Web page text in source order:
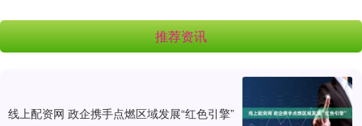
推荐资讯
线上配资网 政企携手点燃区域发展“红色引擎”